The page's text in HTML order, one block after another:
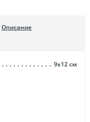
9х12см
Описание